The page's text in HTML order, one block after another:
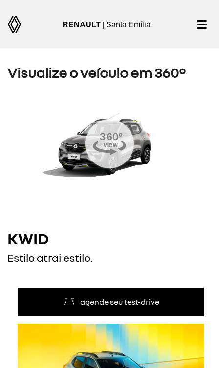
RENAULT | Santa Emília
Visualize o veículo em 360°
KWID
Estilo atrai estilo.
agende seu test-drive